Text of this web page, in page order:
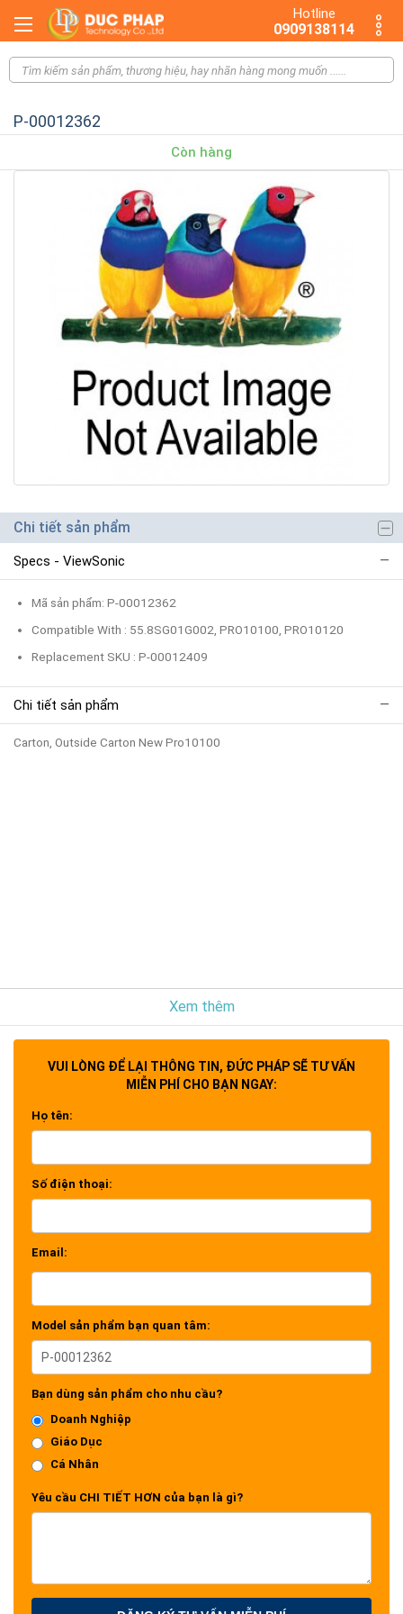
Hotline
0909138114
P-00012362
Còn hàng
Chi tiết sản phẩm
Specs - ViewSonic
Mã sản phẩm: P-00012362
Compatible With : 55.8SG01G002, PRO10100, PRO10120
Replacement SKU : P-00012409
Chi tiết sản phẩm
Carton, Outside Carton New Pro10100
Xem thêm
VUI LÒNG ĐỂ LẠI THÔNG TIN, ĐỨC PHÁP SẼ TƯ VẤN
MIỄN PHÍ CHO BẠN NGAY:
Họ tên:
Số điện thoại:
Email:
Model sản phẩm bạn quan tâm:
Bạn dùng sản phẩm cho nhu cầu?
Doanh Nghiệp
Giáo Dục
Cá Nhân
Yêu cầu CHI TIẾT HƠN của bạn là gì?